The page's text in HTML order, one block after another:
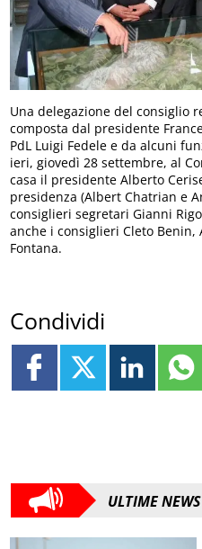
Una delegazione del consiglio
composta dal presidente
PdL Luigi Fedele e da alcuni
ieri, giovedì 28 settembre, al
casa il presidente Alberto
presidenza (Albert Chatrian e
consiglieri segretari Gianni
anche i consiglieri Cleto Benin,
Fontana.
Condividi
ULTIME NEWS